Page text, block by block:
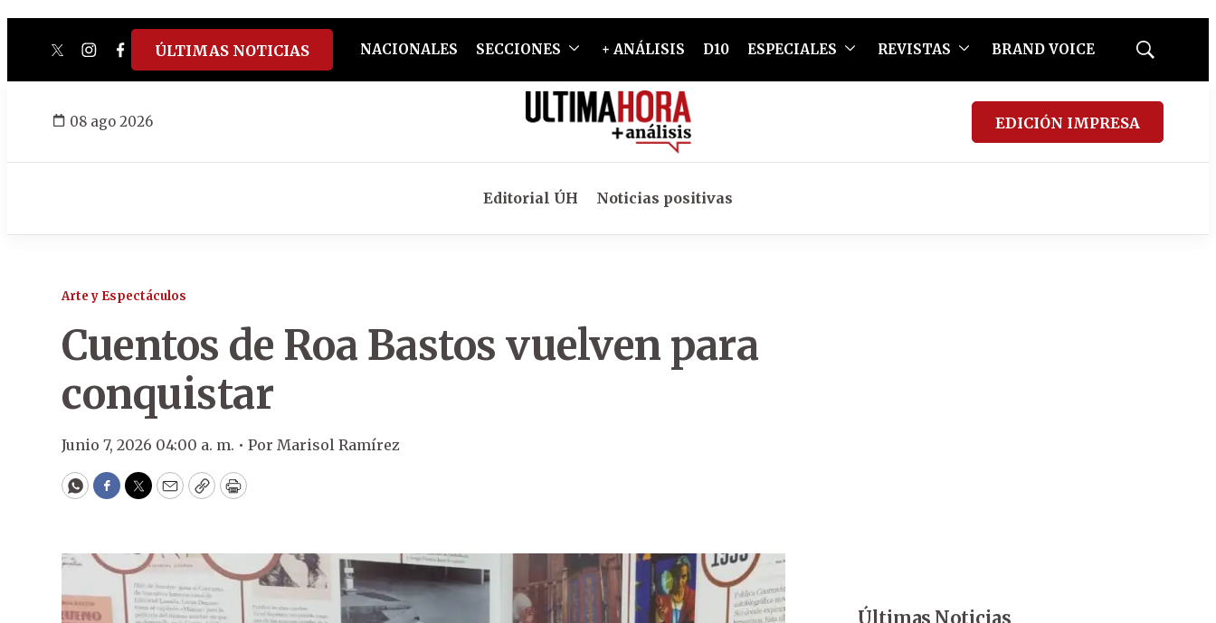
twitterinstagram
facebook
tiktokyoutube
spotify
ÚLTIMAS NOTICIAS NACIONALES SECCIONES + ANÁLISIS D10 ESPECIALES REVISTAS BRAND VOICE
Mostrar
08 ago 2026 EDICIÓN IMPRESA
Editorial ÚH Noticias positivas
Arte y Espectáculos
Cuentos de Roa Bastos vuelven para
conquistar
Junio 7, 2026 04:00 a. m. • Por Marisol Ramírez
WhatsApp
Facebook
Twitter
EmailCopyPrint
Últimas Noticias